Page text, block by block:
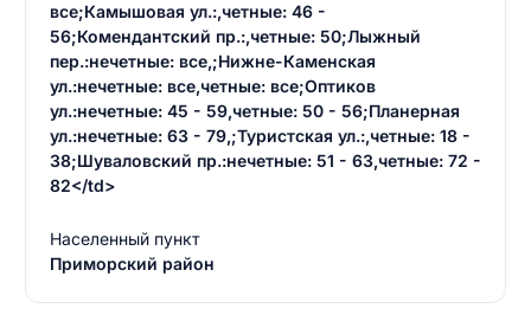
все;Камышовая ул.:,четные: 46 -
56;Комендантский пр.:,четные: 50;Лыжный
пер.:нечетные: все,;Нижне-Каменская
ул.:нечетные: все,четные: все;Оптиков
ул.:нечетные: 45 - 59,четные: 50 - 56;Планерная
ул.:нечетные: 63 - 79,;Туристская ул.:,четные: 18 -
38;Шуваловский пр.:нечетные: 51 - 63,четные: 72 -
82</td>
Населенный пункт
Приморский район